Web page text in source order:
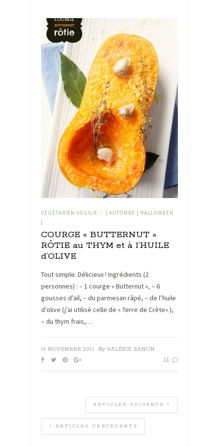
VÉGÉTARIEN-VEGGIE /
| AUTOMNE | HALLOWEEN
COURGE « BUTTERNUT »
RÔTIE au THYM et à l’HUILE
d’OLIVE
Tout simple. Délicieux ! Ingrédients (2
personnes) : – 1 courge « Butternut », – 6
gousses d’aïl, – du parmesan râpé, – de l’huile
d’olive (j’ai utilisé celle de « Terre de Crète« ),
– du thym frais,…
16 NOVEMBRE 2013 By VALÉRIE ZANON
11
ARTICLES SUIVANTS
ARTICLES PRÉCÉDENTS